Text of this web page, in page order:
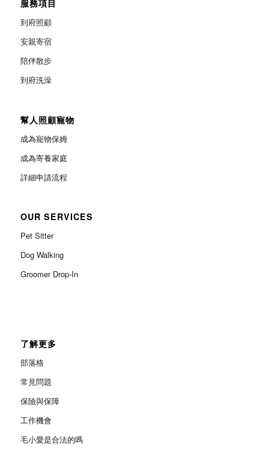
服務項目
到府照顧
安親寄宿
陪伴散步
到府洗澡
幫人照顧寵物
成為寵物保姆
成為寄養家庭
詳細申請流程
OUR SERVICES
Pet Sitter
Dog Walking
Groomer Drop-In
了解更多
部落格
常見問題
保險與保障
工作機會
毛小愛是合法的嗎